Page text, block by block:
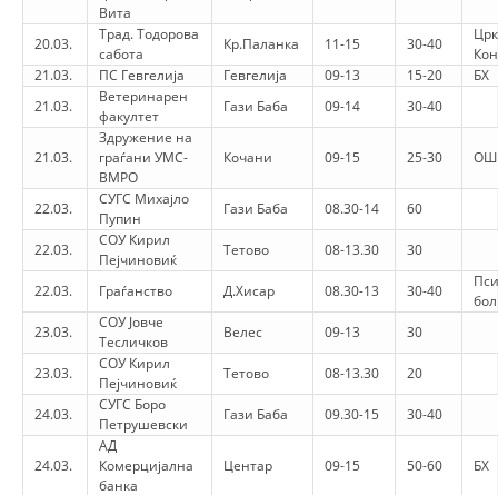
Вита
20.03.
Трад. Тодорова
сабота
Кр.Паланка 11-15 30-40
21.03.
ПС Гевгелија Гевгелија 09-13 15-20
БХ
21.03.
Ветеринарен
факултет
Гази Баба 09-14 30-40
21.03.
Здружение на
граѓани УМС-
ВМРО
Кочани 09-15 25-30 ОШ
22.03.
СУГС Михајло
Пупин
Гази Баба 08.30-14 60
22.03.
СОУ Кирил
Пејчиновиќ
Тетово 08-13.30 30
22.03. Граѓанство Д.Хисар 08.30-13 30-40
23.03.
СОУ Јовче
Тесличков
Велес 09-13 30
23.03.
СОУ Кирил
Пејчиновиќ
Тетово 08-13.30 20
24.03.
СУГС Боро
Петрушевски
Гази Баба 09.30-15 30-40
24.03.
АД
Комерцијална
банка
Центар 09-15 50-60 БХ